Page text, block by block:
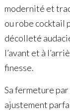
modernité et
ou robe cocktail
décolleté
l’avant et à
finesse.
Sa fermeture
ajustement